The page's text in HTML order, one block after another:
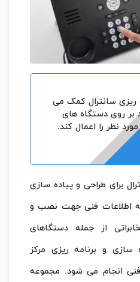
ریزی سانترال کمک می
بر روی دستگاه های
نظر را اعمال کند.
برای طراحی و پیاده سازی
اطلاعات فنی جهت نصب و
از جمله دستگاهای
سازی و برنامه ریزی مرکز
انجام می شود. مجموعه